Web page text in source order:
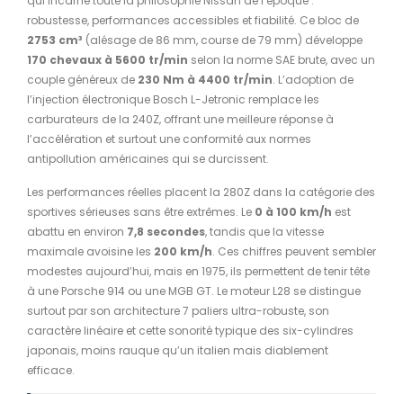
robustesse, performances accessibles et fiabilité. Ce bloc de
2753 cm³ (alésage de 86 mm, course de 79 mm) développe
170 chevaux à 5600 tr/min selon la norme SAE brute, avec un
couple généreux de 230 Nm à 4400 tr/min. L’adoption de
l’injection électronique Bosch L-Jetronic remplace les
carburateurs de la 240Z, offrant une meilleure réponse à
l’accélération et surtout une conformité aux normes
antipollution américaines qui se durcissent.
Les performances réelles placent la 280Z dans la catégorie des
sportives sérieuses sans être extrêmes. Le 0 à 100 km/h est
abattu en environ 7,8 secondes, tandis que la vitesse
maximale avoisine les 200 km/h. Ces chiffres peuvent sembler
modestes aujourd’hui, mais en 1975, ils permettent de tenir tête
à une Porsche 914 ou une MGB GT. Le moteur L28 se distingue
surtout par son architecture 7 paliers ultra-robuste, son
caractère linéaire et cette sonorité typique des six-cylindres
japonais, moins rauque qu’un italien mais diablement
efficace.